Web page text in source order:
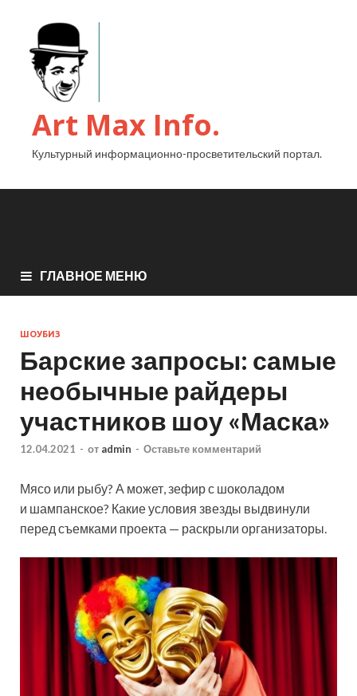
Art Max Info.
Культурный информационно-просветительский портал.
ГЛАВНОЕ МЕНЮ
ШОУБИЗ
Барские запросы: самые
необычные райдеры
участников шоу «Маска»
12.04.2021 - от admin - Оставьте комментарий
Мясо или рыбу? А может, зефир с шоколадом
и шампанское? Какие условия звезды выдвинули
перед съемками проекта — раскрыли организаторы.